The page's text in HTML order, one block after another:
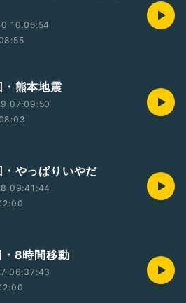
10:05:54
熊本地震
07:09:50
やっぱりいやだ
09:41:44
12:00
8時間移動
06:37:43
12:00